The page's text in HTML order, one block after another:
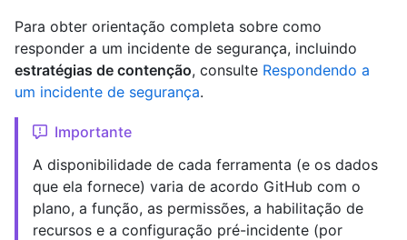
Para obter orientação completa sobre como
responder a um incidente de segurança, incluindo
estratégias de contenção, consulte Respondendo a
um incidente de segurança.
Importante
A disponibilidade de cada ferramenta (e os dados
que ela fornece) varia de acordo GitHub com o
plano, a função, as permissões, a habilitação de
recursos e a configuração pré-incidente (por